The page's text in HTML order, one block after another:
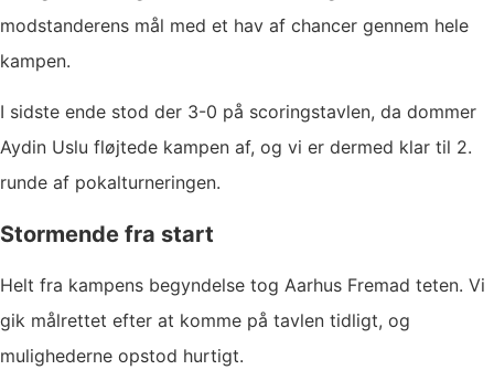
modstanderens mål med et hav af chancer gennem hele
kampen.
I sidste ende stod der 3-0 på scoringstavlen, da dommer
Aydin Uslu fløjtede kampen af, og vi er dermed klar til 2.
runde af pokalturneringen.
Stormende fra start
Helt fra kampens begyndelse tog Aarhus Fremad teten. Vi
gik målrettet efter at komme på tavlen tidligt, og
mulighederne opstod hurtigt.